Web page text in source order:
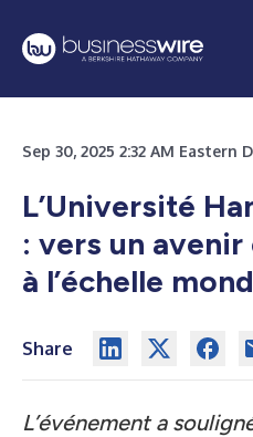
Sep 30, 2025 2:32 AM Eastern
L’Université
: vers un avenir
à l’échelle
Share
L’événement a